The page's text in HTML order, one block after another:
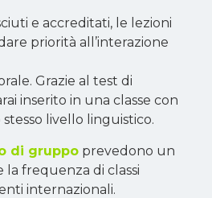
e accreditati, le lezioni
priorità all’interazione
Grazie al test di
inserito in una classe con
livello linguistico.
di gruppo prevedono un
frequenza di classi
internazionali.